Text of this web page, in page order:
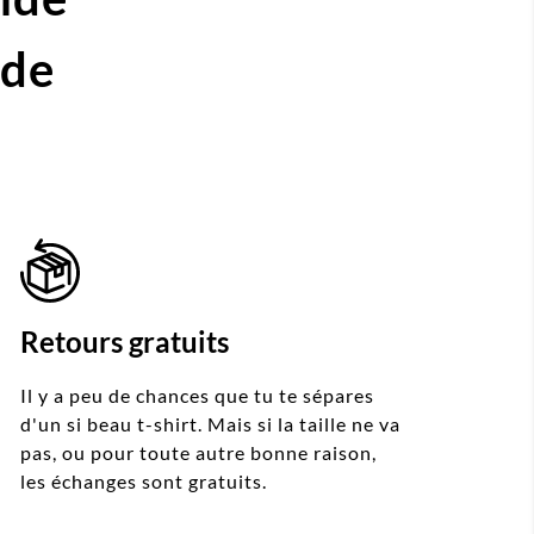
Retours gratuits
Il y a peu de chances que tu te sépares
d'un si beau t-shirt. Mais si la taille ne va
pas, ou pour toute autre bonne raison,
les échanges sont gratuits.